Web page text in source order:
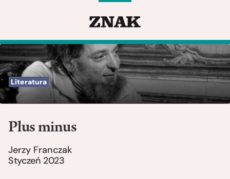
Literatura
Plus minus
Jerzy Franczak
Styczeń 2023